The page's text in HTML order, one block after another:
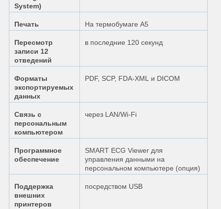
System)
Печать На термобумаге А5
Пересмотр
записи 12
отведений
в последние 120 секунд
Форматы
экспортируемых
данных
PDF, SCP, FDA-XML и DICOM
Связь с
персональным
компьютером
через LAN/Wi-Fi
Программное
обеспечение
SMART ECG Viewer для
управления данными на
персональном компьютере (опция)
Поддержка
внешних
принтеров
посредством USB